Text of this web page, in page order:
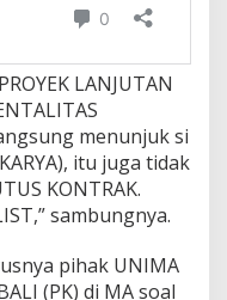
LANJUTAN
menunjuk si
itu juga tidak
KONTRAK.
sambungnya.
pihak UNIMA
(PK) di MA soal